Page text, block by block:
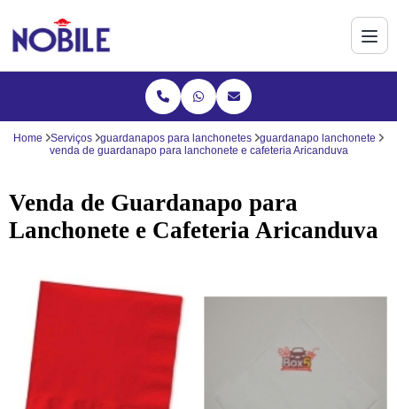
Home Serviços guardanapos para lanchonetes
guardanapo lanchonete
venda de guardanapo para lanchonete e cafeteria Aricanduva
Venda de Guardanapo para
Lanchonete e Cafeteria Aricanduva